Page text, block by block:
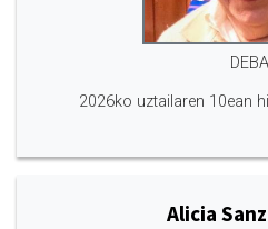
DEBA
2026ko uztailaren 10ean
Alicia